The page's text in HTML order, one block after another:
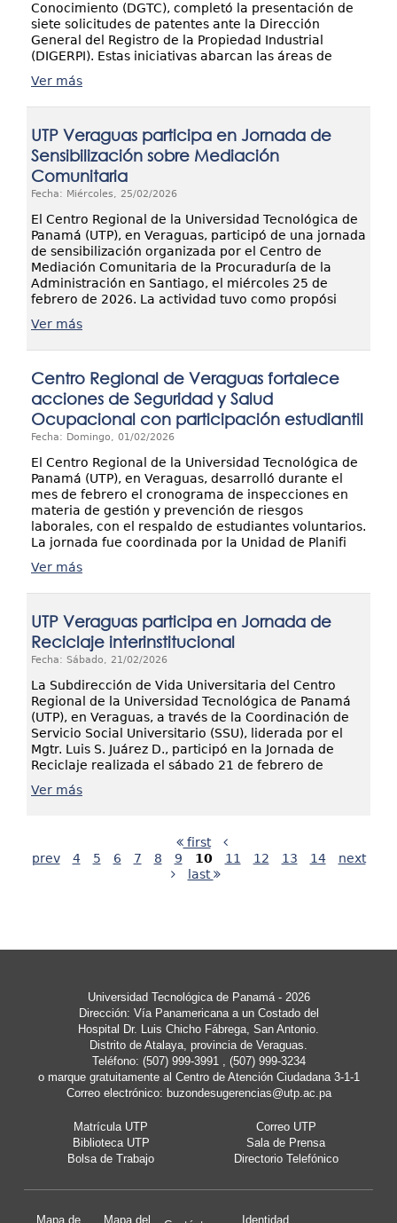
Conocimiento (DGTC), completó la presentación de
siete solicitudes de patentes ante la Dirección
General del Registro de la Propiedad Industrial
(DIGERPI). Estas iniciativas abarcan las áreas de
Ver más
UTP Veraguas participa en Jornada de
Sensibilización sobre Mediación
Comunitaria
Fecha: Miércoles, 25/02/2026
El Centro Regional de la Universidad Tecnológica de
Panamá (UTP), en Veraguas, participó de una jornada
de sensibilización organizada por el Centro de
Mediación Comunitaria de la Procuraduría de la
Administración en Santiago, el miércoles 25 de
febrero de 2026. La actividad tuvo como propósi
Ver más
Centro Regional de Veraguas fortalece
acciones de Seguridad y Salud
Ocupacional con participación estudiantil
Fecha: Domingo, 01/02/2026
El Centro Regional de la Universidad Tecnológica de
Panamá (UTP), en Veraguas, desarrolló durante el
mes de febrero el cronograma de inspecciones en
materia de gestión y prevención de riesgos
laborales, con el respaldo de estudiantes voluntarios.
La jornada fue coordinada por la Unidad de Planifi
Ver más
UTP Veraguas participa en Jornada de
Reciclaje interinstitucional
Fecha: Sábado, 21/02/2026
La Subdirección de Vida Universitaria del Centro
Regional de la Universidad Tecnológica de Panamá
(UTP), en Veraguas, a través de la Coordinación de
Servicio Social Universitario (SSU), liderada por el
Mgtr. Luis S. Juárez D., participó en la Jornada de
Reciclaje realizada el sábado 21 de febrero de
Ver más
first
prev
4 5 6 7 8 9 10 11 12 13 14
next
last
Universidad Tecnológica de Panamá - 2026
Dirección: Vía Panamericana a un Costado del
Hospital Dr. Luis Chicho Fábrega, San Antonio.
Distrito de Atalaya, provincia de Veraguas.
Teléfono: (507) 999-3991 , (507) 999-3234
o marque gratuitamente al Centro de Atención Ciudadana 3-1-1
Correo electrónico: buzondesugerencias@utp.ac.pa
Matrícula UTP
Correo UTP
Biblioteca UTP
Sala de Prensa
Bolsa de Trabajo
Directorio Telefónico
Mapa de Mapa del Identidad